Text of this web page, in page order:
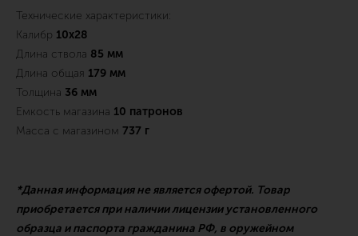
Технические характеристики:
Калибр 10х28
Длина ствола 85 мм
Длина общая 179 мм
Толщина 36 мм
Емкость магазина 10 патронов
Масса с магазином 737 г
*Данная информация не является офертой. Товар
приобретается при наличии лицензии установленного
образца и паспорта гражданина РФ, в оружейном